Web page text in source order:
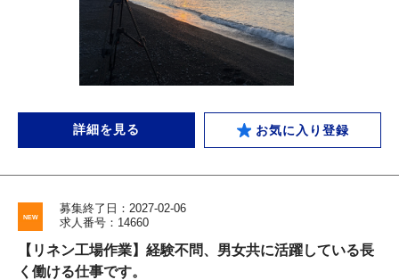
詳細を見る お気に入り登録
募集終了日：2027-02-06
求人番号：14660
【リネン工場作業】経験不問、男女共に活躍している長
く働ける仕事です。